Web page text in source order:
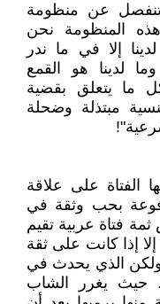
تنفصل عن منظومة
هذه المنظومة نحن
إلا في ما ندر
لدينا هو القمع
ما يتعلق بقضية
مبتذلة وضحلة
الفتاة على علاقة
بحب وثقة في
فتاة عربية تقيم
إذا كانت على ثقة
ولكن الذي يحدث في
حيث يغرر الشاب